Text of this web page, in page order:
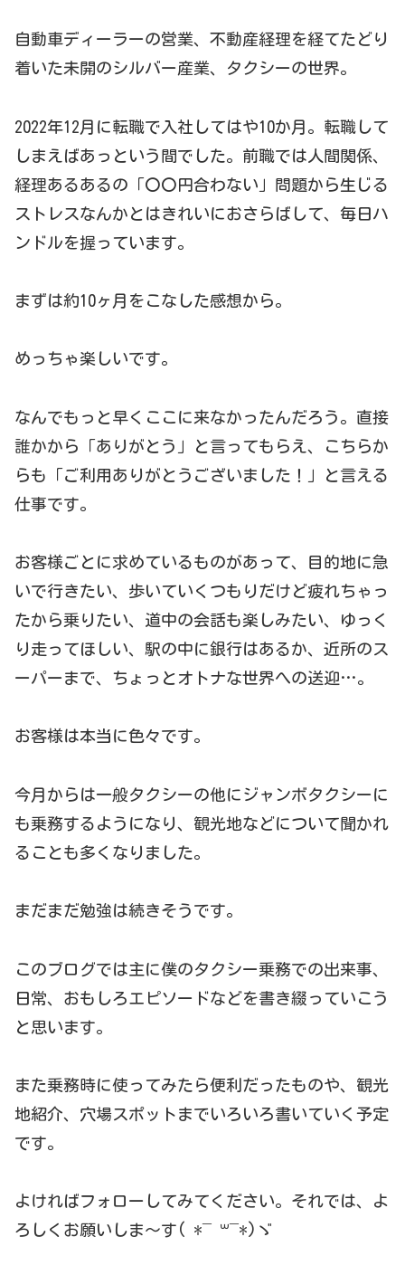
自動車ディーラーの営業、不動産経理を経てたどり
着いた未開のシルバー産業、タクシーの世界。
2022年12月に転職で入社してはや10か月。転職して
しまえばあっという間でした。前職では人間関係、
経理あるあるの「〇〇円合わない」問題から生じる
ストレスなんかとはきれいにおさらばして、毎日ハ
ンドルを握っています。
まずは約10ヶ月をこなした感想から。
めっちゃ楽しいです。
なんでもっと早くここに来なかったんだろう。直接
誰かから「ありがとう」と言ってもらえ、こちらか
らも「ご利用ありがとうございました！」と言える
仕事です。
お客様ごとに求めているものがあって、目的地に急
いで行きたい、歩いていくつもりだけど疲れちゃっ
たから乗りたい、道中の会話も楽しみたい、ゆっく
り走ってほしい、駅の中に銀行はあるか、近所のス
ーパーまで、ちょっとオトナな世界への送迎…。
お客様は本当に色々です。
今月からは一般タクシーの他にジャンボタクシーに
も乗務するようになり、観光地などについて聞かれ
ることも多くなりました。
まだまだ勉強は続きそうです。
このブログでは主に僕のタクシー乗務での出来事、
日常、おもしろエピソードなどを書き綴っていこう
と思います。
また乗務時に使ってみたら便利だったものや、観光
地紹介、穴場スポットまでいろいろ書いていく予定
です。
よければフォローしてみてください。それでは、よ
ろしくお願いしま〜す( *¯ ꒳¯*)ゞ